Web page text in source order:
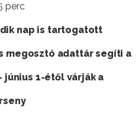
perc
nap is tartogatott
megosztó adattár segíti a
június 1-étől várják a